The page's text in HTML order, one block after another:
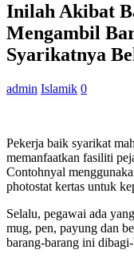
Inilah Akibat
Mengambil
Syarikatnya
admin Islamik 0
Pekerja baik syarikat
memanfaatkan fasiliti
Contohnyal
photostat kertas untuk
Selalu, pegawai ada
mug, pen, payung dan
barang-barang ini